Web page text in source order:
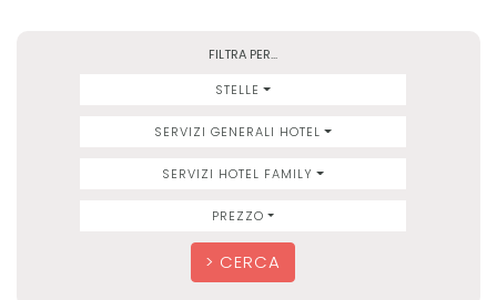
FILTRA PER...
STELLE
SERVIZI GENERALI HOTEL
SERVIZI HOTEL FAMILY
PREZZO
CERCA